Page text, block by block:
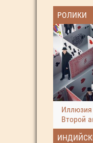
РОЛИКИ
Второй